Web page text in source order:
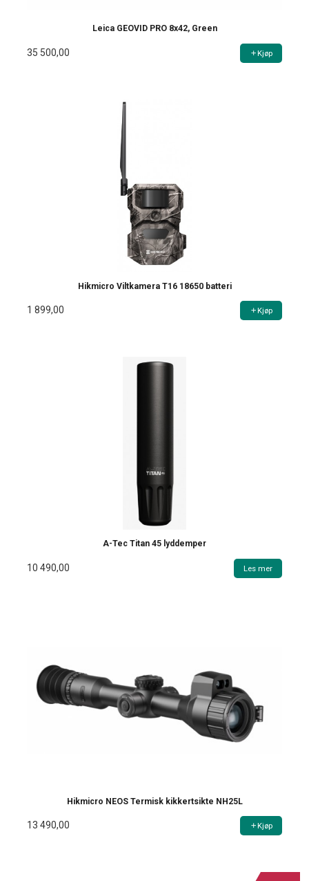
Leica GEOVID PRO 8x42, Green
35 500,00 Kjøp
Hikmicro Viltkamera T16 18650 batteri
1 899,00 Kjøp
A-Tec Titan 45 lyddemper
10 490,00 Les mer
Hikmicro NEOS Termisk kikkertsikte NH25L
13 490,00 Kjøp